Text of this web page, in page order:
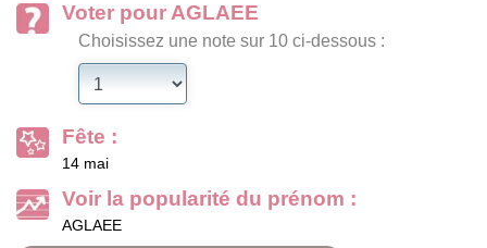
Voter pour AGLAEE
Choisissez une note sur 10 ci-dessous :
Fête :
14 mai
Voir la popularité du prénom :
AGLAEE